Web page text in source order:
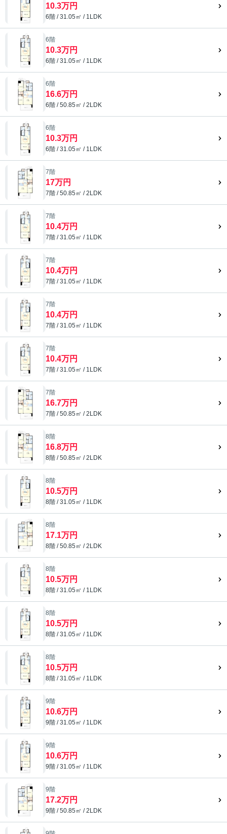
10.3万円
6階 / 31.05㎡ / 1LDK
6階
10.3万円
6階 / 31.05㎡ / 1LDK
6階
16.6万円
6階 / 50.85㎡ / 2LDK
6階
10.3万円
6階 / 31.05㎡ / 1LDK
7階
17万円
7階 / 50.85㎡ / 2LDK
7階
10.4万円
7階 / 31.05㎡ / 1LDK
7階
10.4万円
7階 / 31.05㎡ / 1LDK
7階
10.4万円
7階 / 31.05㎡ / 1LDK
7階
10.4万円
7階 / 31.05㎡ / 1LDK
7階
16.7万円
7階 / 50.85㎡ / 2LDK
8階
16.8万円
8階 / 50.85㎡ / 2LDK
8階
10.5万円
8階 / 31.05㎡ / 1LDK
8階
17.1万円
8階 / 50.85㎡ / 2LDK
8階
10.5万円
8階 / 31.05㎡ / 1LDK
8階
10.5万円
8階 / 31.05㎡ / 1LDK
8階
10.5万円
8階 / 31.05㎡ / 1LDK
9階
10.6万円
9階 / 31.05㎡ / 1LDK
9階
10.6万円
9階 / 31.05㎡ / 1LDK
9階
17.2万円
9階 / 50.85㎡ / 2LDK